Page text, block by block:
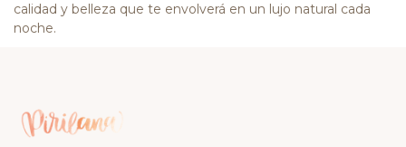
calidad y belleza que te envolverá en un lujo natural cada
noche.